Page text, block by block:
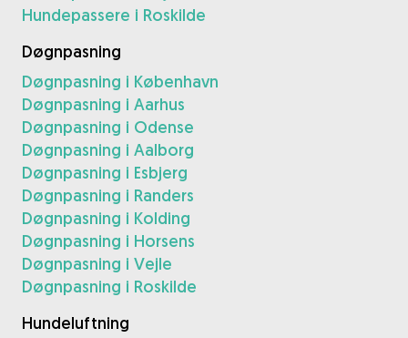
Hundepassere i Roskilde
Døgnpasning
Døgnpasning i København
Døgnpasning i Aarhus
Døgnpasning i Odense
Døgnpasning i Aalborg
Døgnpasning i Esbjerg
Døgnpasning i Randers
Døgnpasning i Kolding
Døgnpasning i Horsens
Døgnpasning i Vejle
Døgnpasning i Roskilde
Hundeluftning